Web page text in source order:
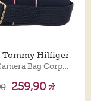
Tommy Hilfiger
Popette Camera Bag Corp AW0AW17710 0GY
259,90zł